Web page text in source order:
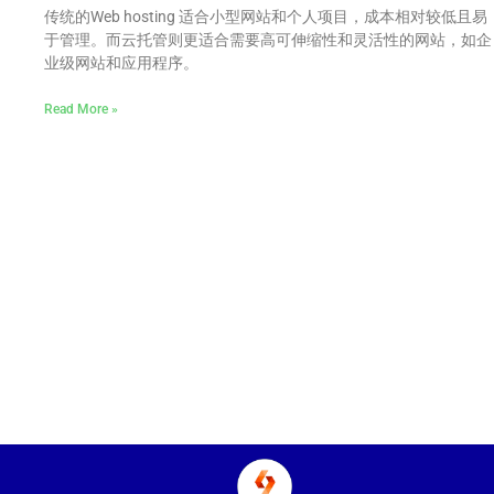
传统的Web hosting 适合小型网站和个人项目，成本相对较低且易
于管理。而云托管则更适合需要高可伸缩性和灵活性的网站，如企
业级网站和应用程序。
Read More »